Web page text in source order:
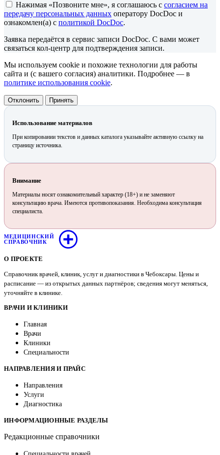
Нажимая «Позвоните мне», я соглашаюсь с согласием на
передачу персональных данных оператору DocDoc и
ознакомлен(а) с политикой DocDoc.
Заявка передаётся в сервис записи DocDoc. С вами может
связаться кол-центр для подтверждения записи.
Мы используем cookie и похожие технологии для работы
сайта и (с вашего согласия) аналитики. Подробнее — в
политике использования cookie.
Отклонить Принять
Использование материалов
При копировании текстов и данных каталога указывайте активную ссылку на
страницу источника.
Внимание
Материалы носят ознакомительный характер (18+) и не заменяют
консультацию врача. Имеются противопоказания. Необходима консультация
специалиста.
МЕДИЦИНСКИЙ
СПРАВОЧНИК
О ПРОЕКТЕ
Справочник врачей, клиник, услуг и диагностики в Чебоксары. Цены и
расписание — из открытых данных партнёров; сведения могут меняться,
уточняйте в клинике.
ВРАЧИ И КЛИНИКИ
Главная
Врачи
Клиники
Специальности
НАПРАВЛЕНИЯ И ПРАЙС
Направления
Услуги
Диагностика
ИНФОРМАЦИОННЫЕ РАЗДЕЛЫ
Редакционные справочники